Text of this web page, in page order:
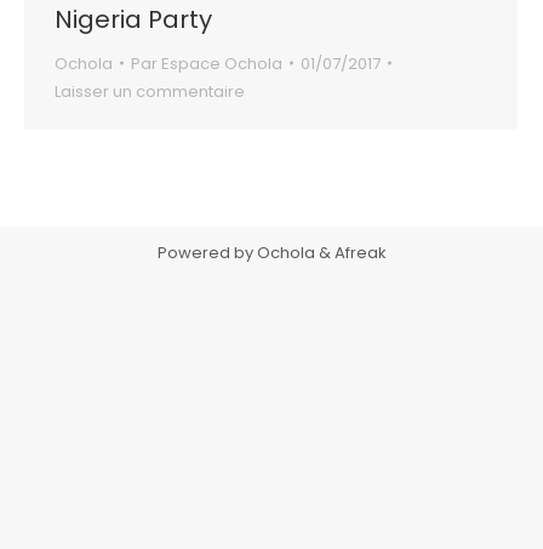
Nigeria Party
Ochola Par Espace Ochola
01/07/2017
Laisser un commentaire
Powered by Ochola & Afreak